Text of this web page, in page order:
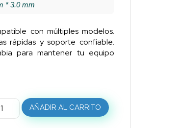
* 3.0 mm
con múltiples modelos.
rápidas y soporte confiable.
para mantener tu equipo
AÑADIR AL CARRITO